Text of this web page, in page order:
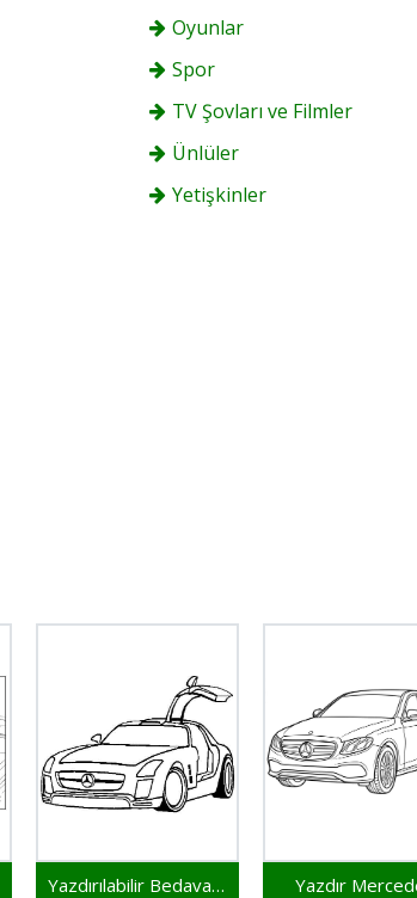
Oyunlar
Spor
TV Şovları ve Filmler
Ünlüler
Yetişkinler
Yazdırılabilir Bedava Mercedes Yazdır